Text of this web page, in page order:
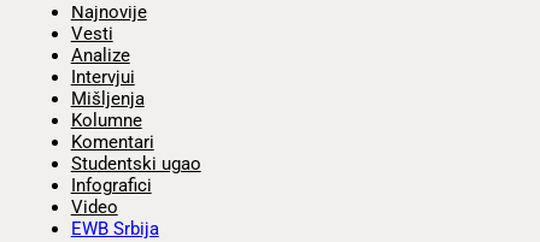
Najnovije
Vesti
Analize
Intervjui
Mišljenja
Kolumne
Komentari
Studentski ugao
Infografici
Video
EWB Srbija